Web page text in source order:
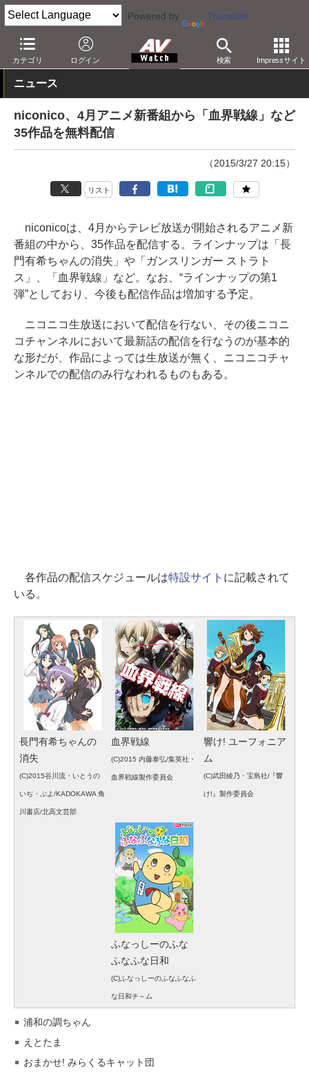
Powered by Translate
カテゴリ ログイン 検索 Impressサイト
AV Watch コンテンツ・サービス 映像配信
ニュース
niconico、4月アニメ新番組から「血界戦線」など
35作品を無料配信
（2015/3/27 20:15）
リスト
niconicoは、4月からテレビ放送が開始されるアニメ新
番組の中から、35作品を配信する。ラインナップは「長
門有希ちゃんの消失」や「ガンスリンガー ストラト
ス」、「血界戦線」など。なお、“ラインナップの第1
弾”としており、今後も配信作品は増加する予定。
ニコニコ生放送において配信を行ない、その後ニコニ
コチャンネルにおいて最新話の配信を行なうのが基本的
な形だが、作品によっては生放送が無く、ニコニコチャ
ンネルでの配信のみ行なわれるものもある。
各作品の配信スケジュールは特設サイト に記載されて
いる。
長門有希ちゃんの
消失
(C)2015谷川流・いとうの
いぢ・ぷよ/KADOKAWA 角
川書店/北高文芸部
血界戦線
(C)2015 内藤泰弘/集英社・
血界戦線製作委員会
響け! ユーフォニア
ム
(C)武田綾乃・宝島社/『響
け!』製作委員会
ふなっしーのふな
ふなふな日和
(C)ふなっしーのふなふなふ
な日和チ～ム
浦和の調ちゃん
えとたま
おまかせ! みらくるキャット団